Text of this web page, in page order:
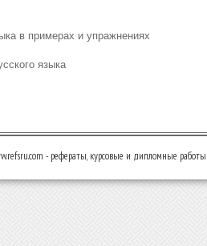
в примерах и упражнениях
языка
- рефераты, курсовые и дипломные работы